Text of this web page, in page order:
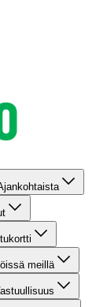
meillä